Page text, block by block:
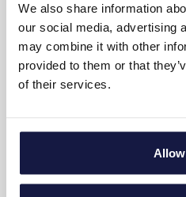
We also share information
our social media, advertising
may combine it with other
provided to them or that
of their services.
23μ²
Έως 3 ενήλικες ή 2 ενήλικες +
Ένα υπνοδωμάτιο με δύο μονά
Θέα στη θάλασσα